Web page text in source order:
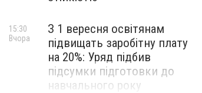
З 1 вересня освітянам
підвищать заробітну плату
на 20%: Уряд підбив
підсумки підготовки до
навчального року
15:30
Вчора